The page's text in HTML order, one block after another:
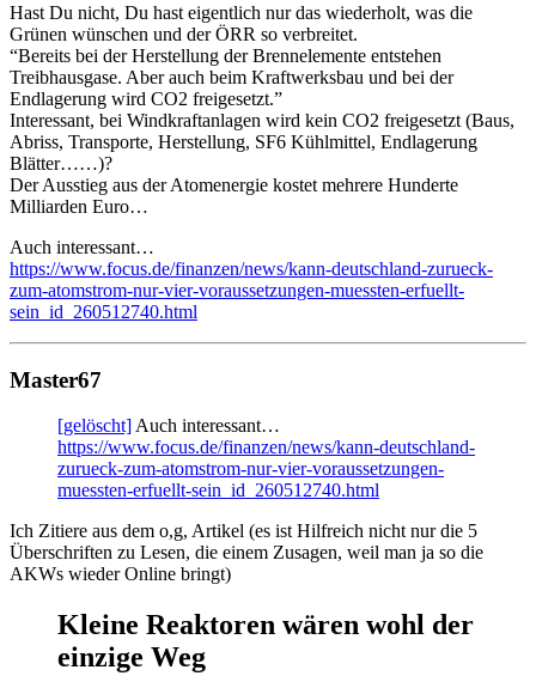
Hast Du nicht, Du hast eigentlich nur das wiederholt, was die
Grünen wünschen und der ÖRR so verbreitet.
“Bereits bei der Herstellung der Brennelemente entstehen
Treibhausgase. Aber auch beim Kraftwerksbau und bei der
Endlagerung wird CO2 freigesetzt.”
Interessant, bei Windkraftanlagen wird kein CO2 freigesetzt (Baus,
Abriss, Transporte, Herstellung, SF6 Kühlmittel, Endlagerung
Blätter……)?
Der Ausstieg aus der Atomenergie kostet mehrere Hunderte
Milliarden Euro…
Auch interessant…
https://www.focus.de/finanzen/news/kann-deutschland-zurueck-
zum-atomstrom-nur-vier-voraussetzungen-muessten-erfuellt-
sein_id_260512740.html
Master67
[gelöscht]Auch interessant…
https://www.focus.de/finanzen/news/kann-deutschland-
zurueck-zum-atomstrom-nur-vier-voraussetzungen-
muessten-erfuellt-sein_id_260512740.html
Ich Zitiere aus dem o,g, Artikel (es ist Hilfreich nicht nur die 5
Überschriften zu Lesen, die einem Zusagen, weil man ja so die
AKWs wieder Online bringt)
Kleine Reaktoren wären wohl der
einzige Weg